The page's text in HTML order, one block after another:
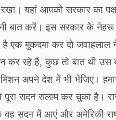
यहां आपको सरकार का
बात करें। इस सरकार के
है एक मुकदमा कर दो
कर रहे हैं, कुछ तो बात थी उस
अपने देश में भी भेजिए।
पूरा सदन सलाम कर चुका है।
वह सदन में आएं और अमेरिकी